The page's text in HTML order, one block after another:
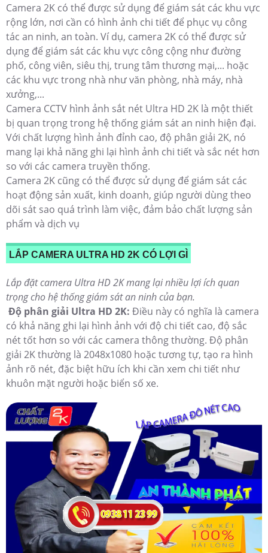
Camera 2K có thể được sử dụng để giám sát các khu vực
rộng lớn, nơi cần có hình ảnh chi tiết để phục vụ công
tác an ninh, an toàn. Ví dụ, camera 2K có thể được sử
dụng để giám sát các khu vực công cộng như đường
phố, công viên, siêu thị, trung tâm thương mại,... hoặc
các khu vực trong nhà như văn phòng, nhà máy, nhà
xưởng,...
Camera CCTV hình ảnh sắt nét Ultra HD 2K là một thiết
bị quan trọng trong hệ thống giám sát an ninh hiện đại.
Với chất lượng hình ảnh đỉnh cao, độ phân giải 2K, nó
mang lại khả năng ghi lại hình ảnh chi tiết và sắc nét hơn
so với các camera truyền thống.
Camera 2K cũng có thể được sử dụng để giám sát các
hoạt động sản xuất, kinh doanh, giúp người dùng theo
dõi sát sao quá trình làm việc, đảm bảo chất lượng sản
phẩm và dịch vụ
LẮP CAMERA ULTRA HD 2K CÓ LỢI GÌ
Lắp đặt camera Ultra HD 2K mang lại nhiều lợi ích quan
trọng cho hệ thống giám sát an ninh của bạn.
Độ phân giải Ultra HD 2K: Điều này có nghĩa là camera
có khả năng ghi lại hình ảnh với độ chi tiết cao, độ sắc
nét tốt hơn so với các camera thông thường. Độ phân
giải 2K thường là 2048x1080 hoặc tương tự, tạo ra hình
ảnh rõ nét, đặc biệt hữu ích khi cần xem chi tiết như
khuôn mặt người hoặc biển số xe.